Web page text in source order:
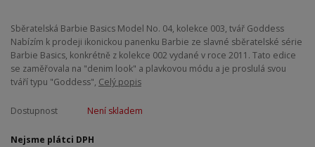
​Sběratelská Barbie Basics Model No. 04, kolekce 003, tvář Goddess ​
Nabízím k prodeji ikonickou panenku Barbie ze slavné sběratelské série
Barbie Basics, konkrétně z kolekce 002 vydané v roce 2011. Tato edice
se zaměřovala na "denim look" a plavkovou módu a je proslulá svou
tváří typu "Goddess", Celý popis
Dostupnost Není skladem
Nejsme plátci DPH